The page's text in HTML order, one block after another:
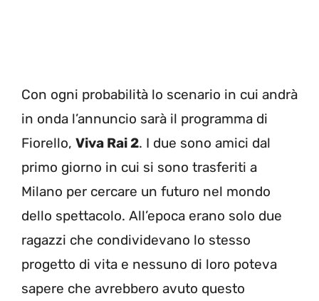
Con ogni probabilità lo scenario in cui andrà
in onda l’annuncio sarà il programma di
Fiorello, Viva Rai 2. I due sono amici dal
primo giorno in cui si sono trasferiti a
Milano per cercare un futuro nel mondo
dello spettacolo. All’epoca erano solo due
ragazzi che condividevano lo stesso
progetto di vita e nessuno di loro poteva
sapere che avrebbero avuto questo